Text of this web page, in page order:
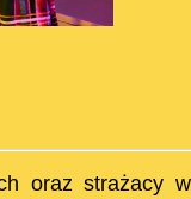
oraz strażacy